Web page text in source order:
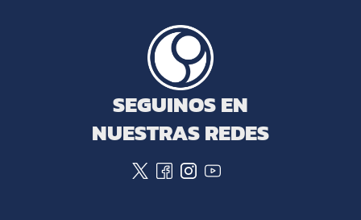
SEGUINOS EN
NUESTRAS REDES